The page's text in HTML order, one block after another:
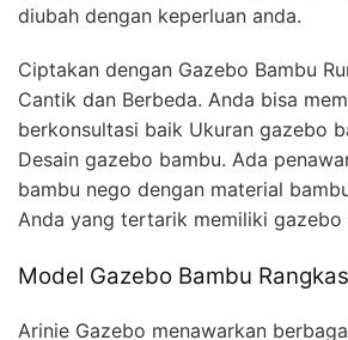
diubah dengan keperluan anda.
Ciptakan dengan Gazebo Bambu
Cantik dan Berbeda. Anda bisa
berkonsultasi baik Ukuran gazebo
Desain gazebo bambu. Ada
bambu nego dengan material
Anda yang tertarik memiliki gazebo
Model Gazebo Bambu
Arinie Gazebo menawarkan